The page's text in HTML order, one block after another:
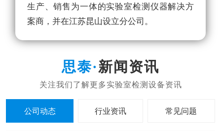
生产、销售为一体的实验室检测仪器解决方
案商，并在江苏昆山设立分公司。
新闻资讯
公司动态 行业资讯 常见问题